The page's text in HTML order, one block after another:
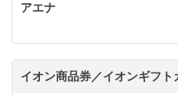
アエナ
イオン商品券／イオンギフ